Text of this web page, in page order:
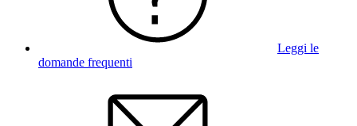
Leggi le
domande frequenti